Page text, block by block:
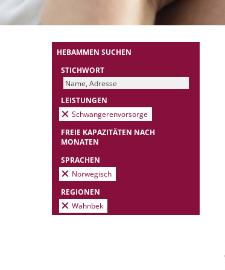
HEBAMMEN SUCHEN
STICHWORT
LEISTUNGEN
Schwangerenvorsorge
FREIE KAPAZITÄTEN NACH
MONATEN
SPRACHEN
Norwegisch
REGIONEN
Wahnbek